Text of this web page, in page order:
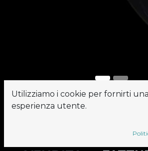
•
Utilizziamo i cookie per fornirti
esperienza utente.